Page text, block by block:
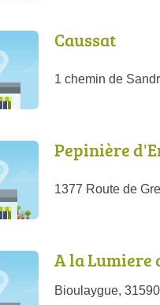
Caussat
1 chemin de
Pepinière
1377 Route de
A la Lumiere
Bioulaygue, 31590